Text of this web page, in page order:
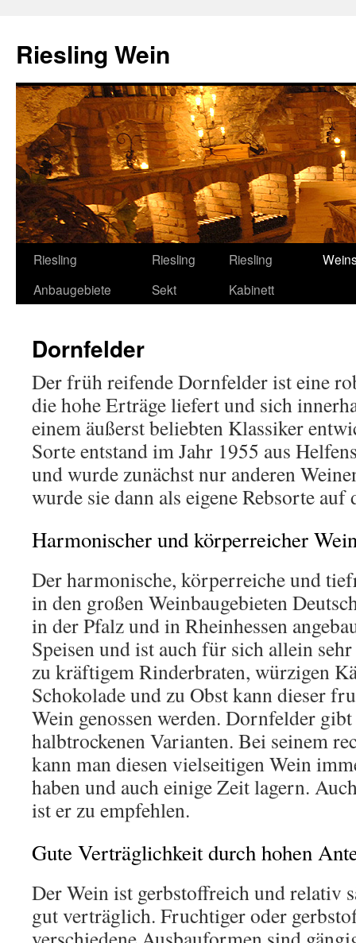
Riesling Wein
Riesling
Anbaugebiete
Riesling
Sekt
Riesling
Kabinett
Dornfelder
Der früh reifende Dornfelder ist eine
die hohe Erträge liefert und sich
einem äußerst beliebten Klassiker
Sorte entstand im Jahr 1955 aus
und wurde zunächst nur anderen
wurde sie dann als eigene Rebsorte
Harmonischer und körperreicher
Der harmonische, körperreiche und
in den großen Weinbaugebieten
in der Pfalz und in Rheinhessen
Speisen und ist auch für sich allein
zu kräftigem Rinderbraten, würzigen
Schokolade und zu Obst kann dieser
Wein genossen werden. Dornfelder
halbtrockenen Varianten. Bei seinem
kann man diesen vielseitigen Wein
haben und auch einige Zeit lagern.
ist er zu empfehlen.
Gute Verträglichkeit durch hohen
Der Wein ist gerbstoffreich und relativ
gut verträglich. Fruchtiger oder